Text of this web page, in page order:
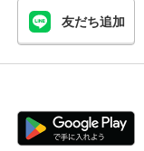
友だち追加